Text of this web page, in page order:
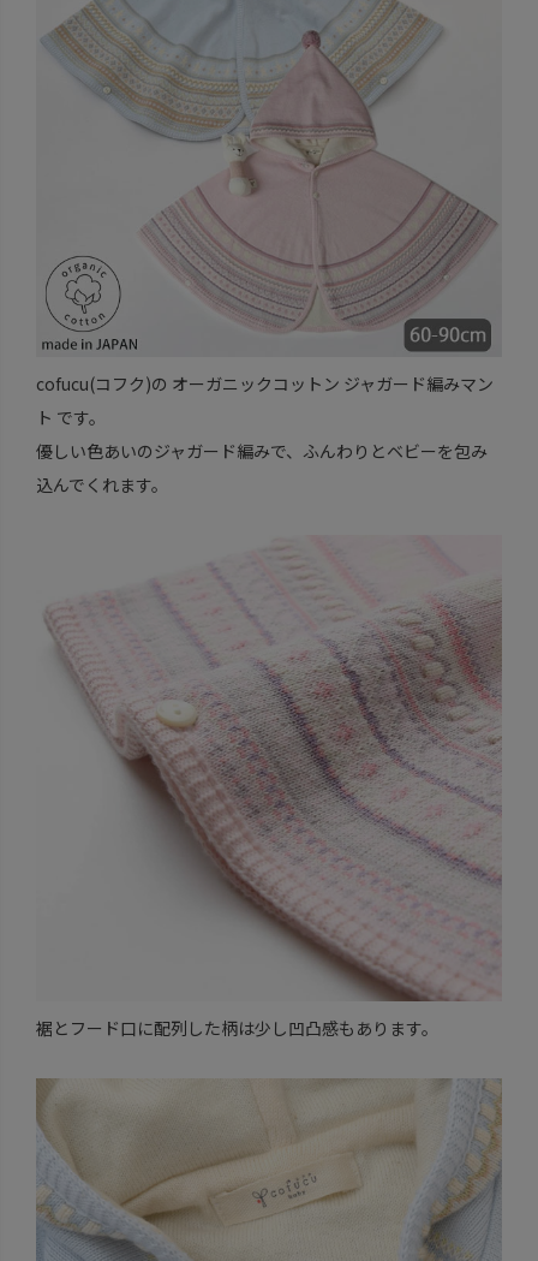
cofucu(コフク)の オーガニックコットン ジャガード編みマン
ト です。
優しい色あいのジャガード編みで、ふんわりとベビーを包み
込んでくれます。
裾とフード口に配列した柄は少し凹凸感もあります。